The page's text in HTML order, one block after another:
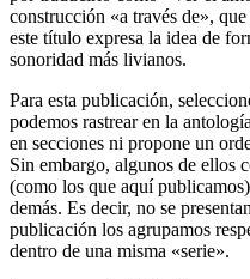
construcción «a través de»,
este título expresa la idea de
sonoridad más livianos.
Para esta publicación,
podemos rastrear en la
en secciones ni propone un
Sin embargo, algunos de ellos
(como los que aquí
demás. Es decir, no se
publicación los agrupamos
dentro de una misma «serie».